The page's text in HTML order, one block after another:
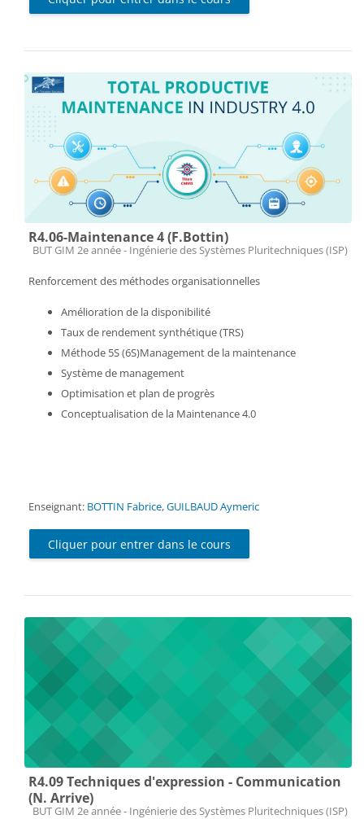
R4.06-Maintenance 4 (F.Bottin)
Catégorie de cours
BUT GIM 2e année - Ingénierie des Systèmes Pluritechniques (ISP)
Renforcement des méthodes organisationnelles
Amélioration de la disponibilité
Taux de rendement synthétique (TRS)
Méthode 5S (6S)Management de la maintenance
Système de management
Optimisation et plan de progrès
Conceptualisation de la Maintenance 4.0
Enseignant: BOTTIN Fabrice,GUILBAUD Aymeric
Cliquer pour entrer dans le cours
R4.09 Techniques d'expression - Communication
(N. Arrive)
Catégorie de cours
BUT GIM 2e année - Ingénierie des Systèmes Pluritechniques (ISP)